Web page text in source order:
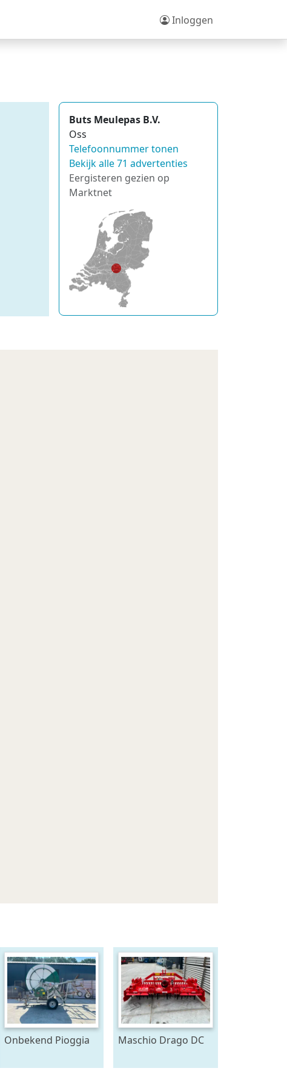
Inloggen
Buts Meulepas B.V.
Oss
Telefoonnummer tonen
Bekijk alle 71 advertenties
Eergisteren gezien op
Marktnet
Onbekend Pioggia
beregenings haspel
Maschio Drago DC
2023)